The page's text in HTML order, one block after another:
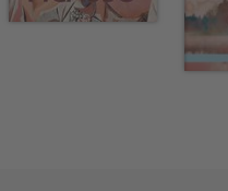
nicht im
ist bei allen